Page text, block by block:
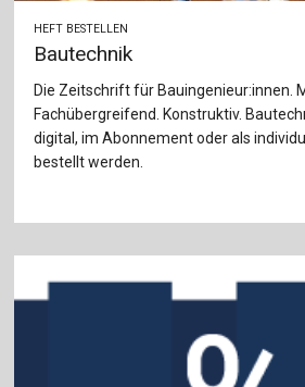
HEFT BESTELLEN
Bautechnik
Die Zeitschrift für Bauingenieur:innen.
Fachübergreifend. Konstruktiv.
digital, im Abonnement oder als
bestellt werden.